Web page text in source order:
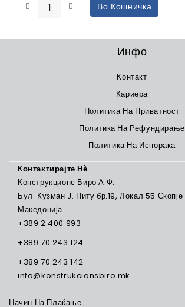
Во Кошничка
Инфо
Контакт
Кариера
Политика На Приватност
Политика На Рефундирање
Политика На Испорака
Контактирајте Нѐ
Конструкционс Биро А.Ф.
Бул. Кузман J. Питу бр.19, Локал 55 Скопје
Македонија
+389 2 400 993
+389 70 243 124
+389 70 243 142
info@konstrukcionsbiro.mk
Начин На Плаќање